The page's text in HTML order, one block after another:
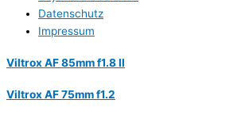
Datenschutz
Impressum
Viltrox AF 85mm f1.8 II
Viltrox AF 75mm f1.2